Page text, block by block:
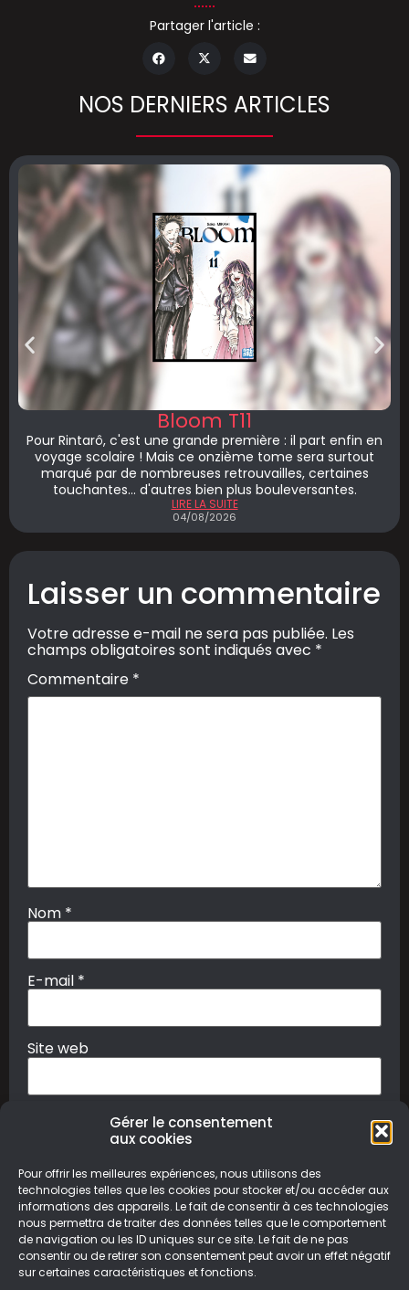
Gérer le consentement
aux cookies
Pour offrir les meilleures expériences, nous utilisons des
technologies telles que les cookies pour stocker et/ou accéder aux
informations des appareils. Le fait de consentir à ces technologies
nous permettra de traiter des données telles que le comportement
de navigation ou les ID uniques sur ce site. Le fait de ne pas
consentir ou de retirer son consentement peut avoir un effet négatif
sur certaines caractéristiques et fonctions.
Partager l'article :
NOS DERNIERS ARTICLES
Bloom T11
Pour Rintarô, c'est une grande première : il part enfin en
voyage scolaire ! Mais ce onzième tome sera surtout
marqué par de nombreuses retrouvailles, certaines
touchantes... d'autres bien plus bouleversantes.
LIRE LA SUITE
04/08/2026
Laisser un commentaire
Votre adresse e-mail ne sera pas publiée. Les
champs obligatoires sont indiqués avec *
Commentaire *
Nom *
E-mail *
Site web
© Le Geek Paresseux –Mentions légales & Politique de
confidentialité